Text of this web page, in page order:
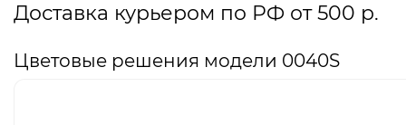
Доставка курьером по РФ от 500 р.
Цветовые решения модели 0040S